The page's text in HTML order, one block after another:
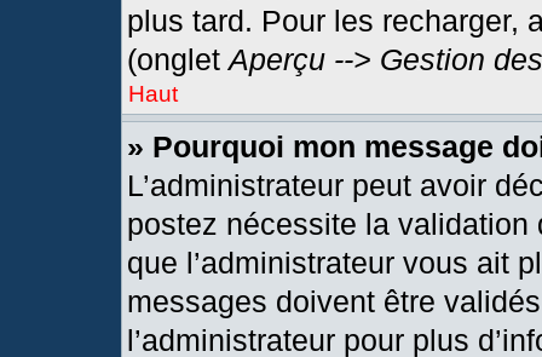
plus tard. Pour les recharger,
(ongletAperçu --> Gestion
Haut
» Pourquoi mon message
L’administrateur peut avoir
postez nécessite la
que l’administrateur vous ait
messages doivent être
l’administrateur pour plus